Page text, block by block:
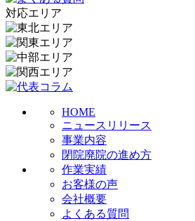
対応エリア
HOME
ニュースリリース
事業内容
閉院廃院の進め方
作業実績
お客様の声
会社概要
よくある質問